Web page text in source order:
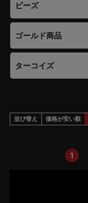
ビーズ
ゴールド商品
ターコイズ
並び替え 価格が安い順
1